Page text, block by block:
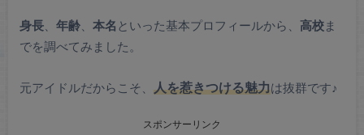
身長、 年齢、 本名 といった基本プロフィールから、 高校ま
でを調べてみました。
元アイドルだからこそ、 人を惹きつける魅力は抜群です♪
スポンサーリンク